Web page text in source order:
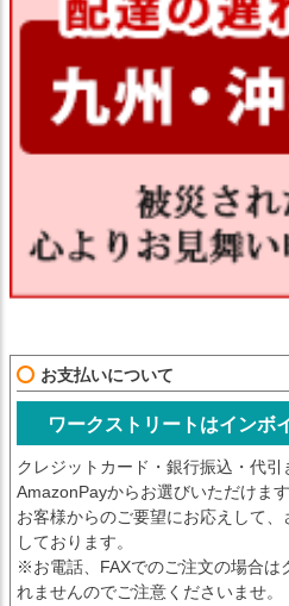
お支払いについて
ワークストリートはインボ
クレジットカード・銀行振込・代引
AmazonPayからお選びいただけます
お客様からのご要望にお応えして
しております。
※お電話、FAXでのご注文の場合は
れませんのでご注意くださいませ。